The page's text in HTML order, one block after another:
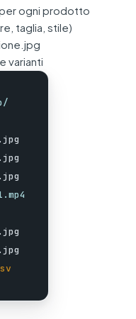
ogni prodotto
taglia, stile)
varianti